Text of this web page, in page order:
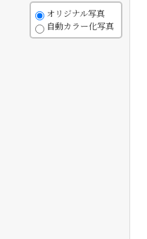
オリジナル写真
自動カラー化写真